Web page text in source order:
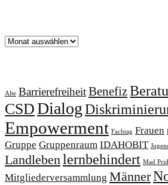
Archiv
Alte BarrierefreiheitBenefiz
CSDDialog
Empowerment Fachtag Frauen
Gruppe Gruppenraum IDAHOBIT
Landlebenlernbehindert Mad
Mitgliederversammlung Männer